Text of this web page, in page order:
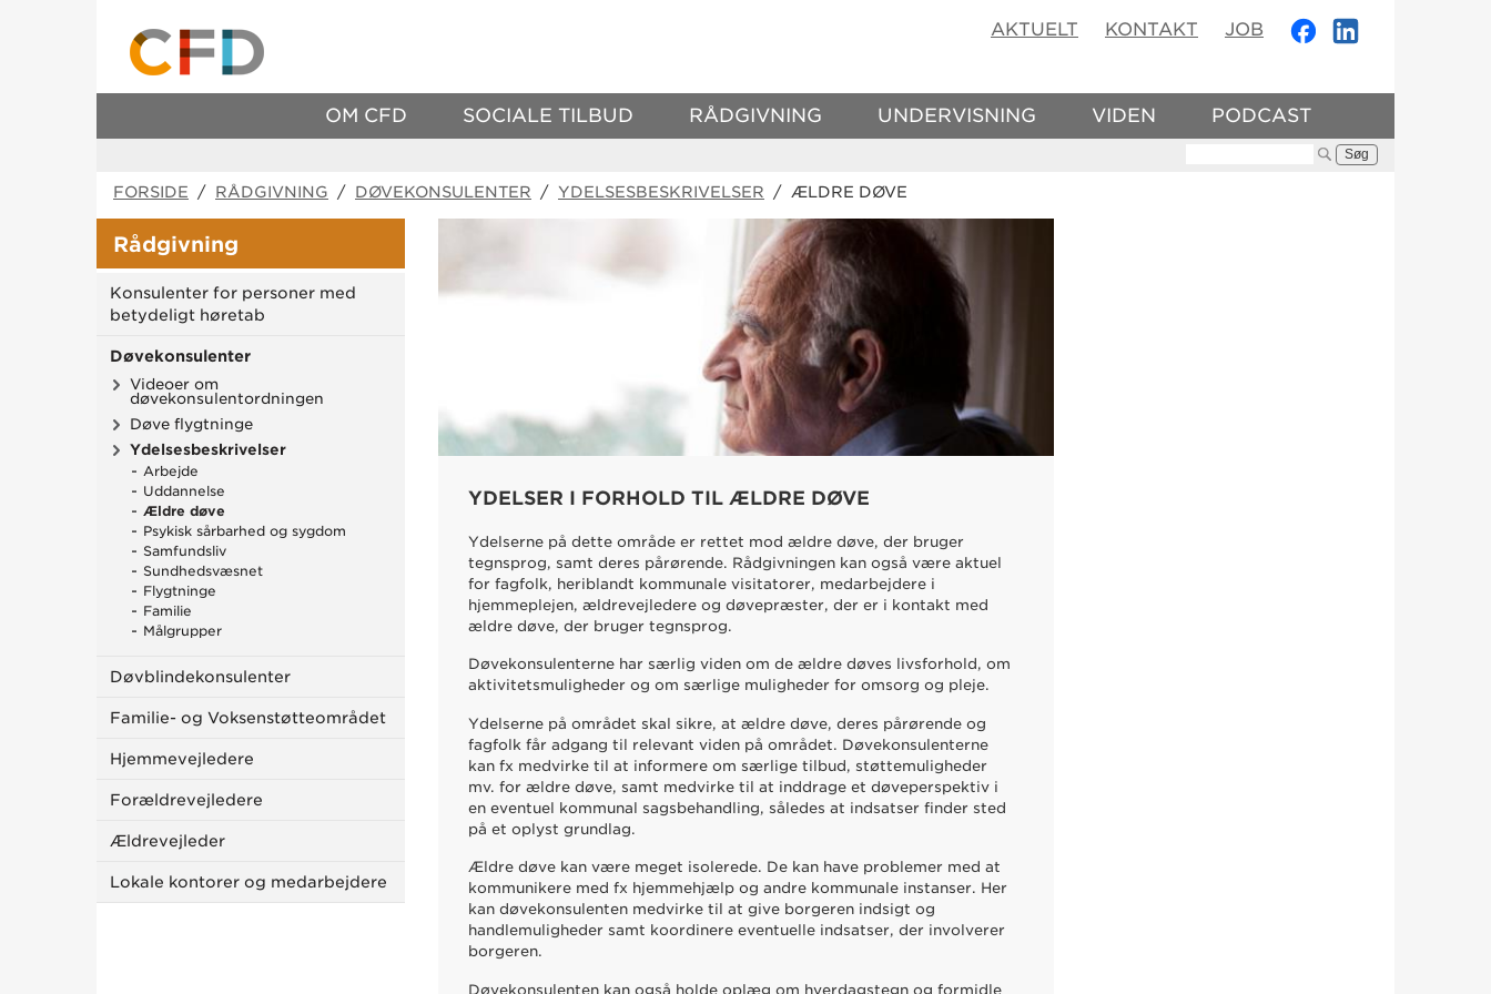
AKTUELT KONTAKT JOB
OM CFD SOCIALE TILBUD RÅDGIVNING UNDERVISNING VIDEN PODCAST
FORSIDE / RÅDGIVNING / DØVEKONSULENTER / YDELSESBESKRIVELSER / ÆLDRE DØVE
Rådgivning
Konsulenter for personer med
betydeligt høretab
Døvekonsulenter
Videoer om
døvekonsulentordningen
Døve flygtninge
Ydelsesbeskrivelser
Arbejde
Uddannelse
Ældre døve
Psykisk sårbarhed og sygdom
Samfundsliv
Sundhedsvæsnet
Flygtninge
Familie
Målgrupper
Døvblindekonsulenter
Familie- og Voksenstøtteområdet
Hjemmevejledere
Forældrevejledere
Ældrevejleder
Lokale kontorer og medarbejdere
YDELSER I FORHOLD TIL ÆLDRE DØVE
Ydelserne på dette område er rettet mod ældre døve, der bruger
tegnsprog, samt deres pårørende. Rådgivningen kan også være aktuel
for fagfolk, heriblandt kommunale visitatorer, medarbejdere i
hjemmeplejen, ældrevejledere og døvepræster, der er i kontakt med
ældre døve, der bruger tegnsprog.
Døvekonsulenterne har særlig viden om de ældre døves livsforhold, om
aktivitetsmuligheder og om særlige muligheder for omsorg og pleje.
Ydelserne på området skal sikre, at ældre døve, deres pårørende og
fagfolk får adgang til relevant viden på området. Døvekonsulenterne
kan fx medvirke til at informere om særlige tilbud, støttemuligheder
mv. for ældre døve, samt medvirke til at inddrage et døveperspektiv i
en eventuel kommunal sagsbehandling, således at indsatser finder sted
på et oplyst grundlag.
Ældre døve kan være meget isolerede. De kan have problemer med at
kommunikere med fx hjemmehjælp og andre kommunale instanser. Her
kan døvekonsulenten medvirke til at give borgeren indsigt og
handlemuligheder samt koordinere eventuelle indsatser, der involverer
borgeren.
Døvekonsulenten kan også holde oplæg om hverdagstegn og formidle